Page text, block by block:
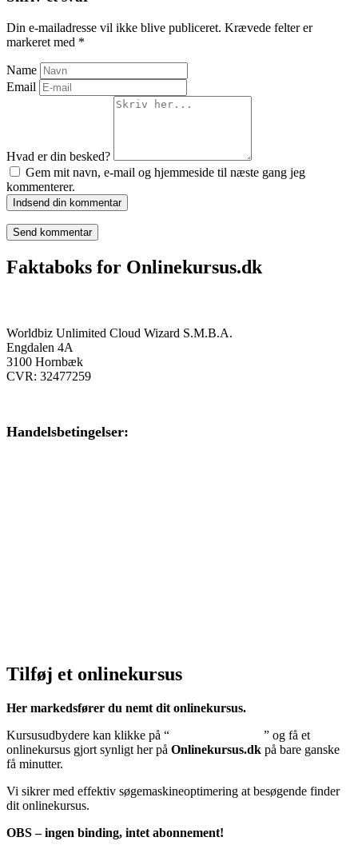
Din e-mailadresse vil ikke blive publiceret. Krævede felter er
markeret med *
Name
Email
Hvad er din besked?
Gem mit navn, e-mail og hjemmeside til næste gang jeg
kommenterer.
Indsend din kommentar
Faktaboks for Onlinekursus.dk
Worldbiz Unlimited Cloud Wizard S.M.B.A.
Engdalen 4A
3100 Hornbæk
CVR: 32477259
Handelsbetingelser:
Tilføj et onlinekursus
Her markedsfører du nemt dit onlinekursus.
Kursusudbydere kan klikke på “
” og få et
onlinekursus gjort synligt her på Onlinekursus.dk på bare ganske
få minutter.
Vi sikrer med effektiv søgemaskineoptimering at besøgende finder
dit onlinekursus.
OBS – ingen binding, intet abonnement!